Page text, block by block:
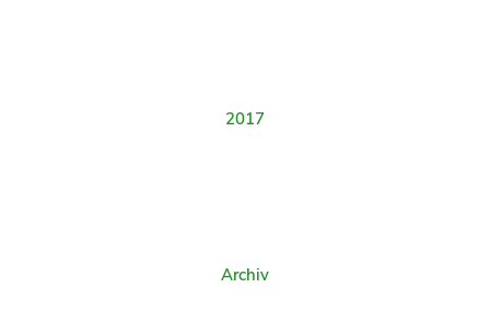
2017
Archiv